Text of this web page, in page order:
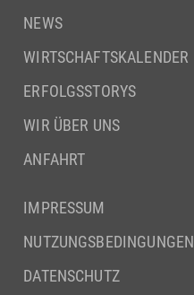
NEWS
WIRTSCHAFTSKALENDER
ERFOLGSSTORYS
WIR ÜBER UNS
ANFAHRT
IMPRESSUM
NUTZUNGSBEDINGUNGEN
DATENSCHUTZ